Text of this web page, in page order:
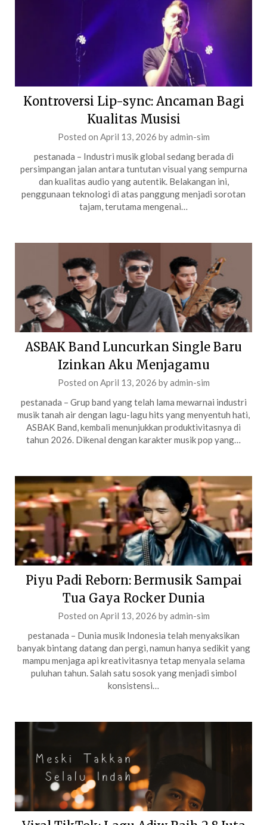
Kontroversi Lip-sync: Ancaman Bagi
Kualitas Musisi
Posted on April 13, 2026 byadmin-sim
pestanada – Industri musik global sedang berada di
persimpangan jalan antara tuntutan visual yang sempurna
dan kualitas audio yang autentik. Belakangan ini,
penggunaan teknologi di atas panggung menjadi sorotan
tajam, terutama mengenai…
ASBAK Band Luncurkan Single Baru
Izinkan Aku Menjagamu
Posted on April 13, 2026 byadmin-sim
pestanada – Grup band yang telah lama mewarnai industri
musik tanah air dengan lagu-lagu hits yang menyentuh hati,
ASBAK Band, kembali menunjukkan produktivitasnya di
tahun 2026. Dikenal dengan karakter musik pop yang…
Piyu Padi Reborn: Bermusik Sampai
Tua Gaya Rocker Dunia
Posted on April 13, 2026 byadmin-sim
pestanada – Dunia musik Indonesia telah menyaksikan
banyak bintang datang dan pergi, namun hanya sedikit yang
mampu menjaga api kreativitasnya tetap menyala selama
puluhan tahun. Salah satu sosok yang menjadi simbol
konsistensi…